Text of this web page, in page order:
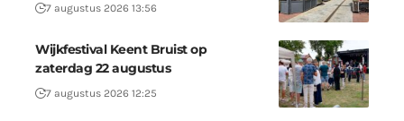
7 augustus 2026 13:56
Wijkfestival Keent Bruist op
zaterdag 22 augustus
7 augustus 2026 12:25